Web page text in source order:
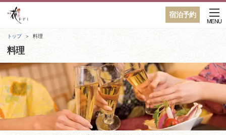
宿泊予約
MENU
トップ 料理
料理